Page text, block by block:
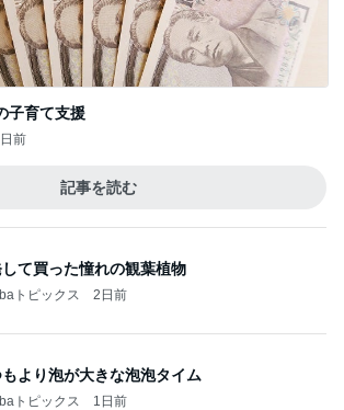
して買った憧れの観葉植物
トピックス 2日前
トピックス 1日前
丼を頼んだら出てきた愛情盛り
トピックス 10時間前
タレでウマい甘辛つくね
トピックス 18時間前